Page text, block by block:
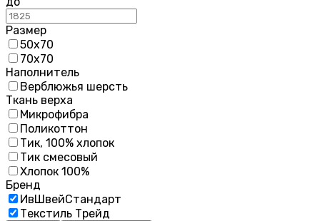
Размер
50х70
70х70
Наполнитель
Верблюжья шерсть
Ткань верха
Микрофибра
Поликоттон
Тик, 100% хлопок
Тик смесовый
Хлопок 100%
Бренд
ИвШвейСтандарт
Текстиль Трейд